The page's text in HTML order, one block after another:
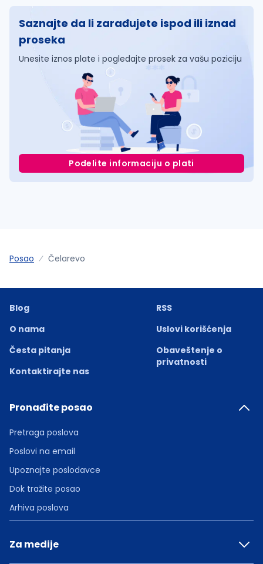
Saznajte da li zarađujete ispod ili iznad
proseka
Unesite iznos plate i pogledajte prosek za vašu poziciju
Podelite informaciju o plati
Posao Čelarevo
Blog
O nama
Česta pitanja
Kontaktirajte nas
RSS
Uslovi korišćenja
Obaveštenje o
privatnosti
Pronađite posao
Pretraga poslova
Poslovi na email
Upoznajte poslodavce
Dok tražite posao
Arhiva poslova
Za medije